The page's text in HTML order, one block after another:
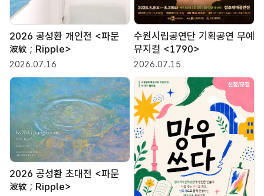
2026 공성환 개인전 <파문
波紋 ; Ripple>
2026.07.16
수원시립공연단 기획공연 무예
뮤지컬 <1790>
2026.07.15
2026 공성환 초대전 <파문
波紋 ; Ripple>